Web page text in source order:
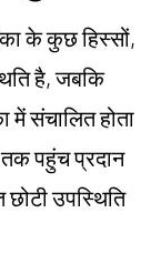
के कुछ हिस्सों,
है, जबकि
संचालित होता
पहुंच प्रदान
छोटी उपस्थिति